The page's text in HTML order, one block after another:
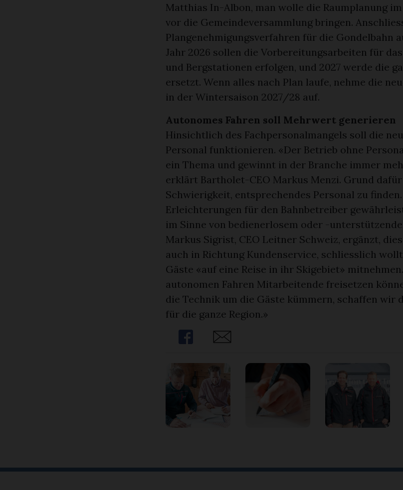
Matthias In-Albon, man wolle die Raumplanung
vor die Gemeindeversammlung bringen.
Plangenehmigungsverfahren für die Gondelbahn
Jahr 2026 sollen die Vorbereitungsarbeiten für
und Bergstationen erfolgen, und 2027 werde die
ersetzt. Wenn alles nach Plan laufe, nehme die
in der Wintersaison 2027/28 auf.
Autonomes Fahren soll Mehrwert generieren
Hinsichtlich des Fachpersonalmangels soll die
Personal funktionieren. «Der Betrieb ohne
ein Thema und gewinnt in der Branche immer
erklärt Bartholet-CEO Markus Menzi. Grund
Schwierigkeit, entsprechendes Personal zu finden.
Erleichterungen für den Bahnbetreiber
im Sinne von bedienerlosem oder -
Markus Sigrist, CEO Leitner Schweiz, ergänzt,
auch in Richtung Kundenservice, schliesslich
Gäste «auf eine Reise in ihr Skigebiet»
autonomen Fahren Mitarbeitende freisetzen
die Technik um die Gäste kümmern, schaffen wir
für die ganze Region.»
Share
Share